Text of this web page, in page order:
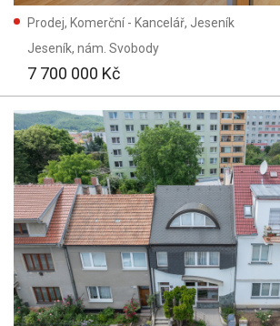
Prodej, Komerční - Kancelář, Jeseník
Jeseník, nám. Svobody
7 700 000 Kč